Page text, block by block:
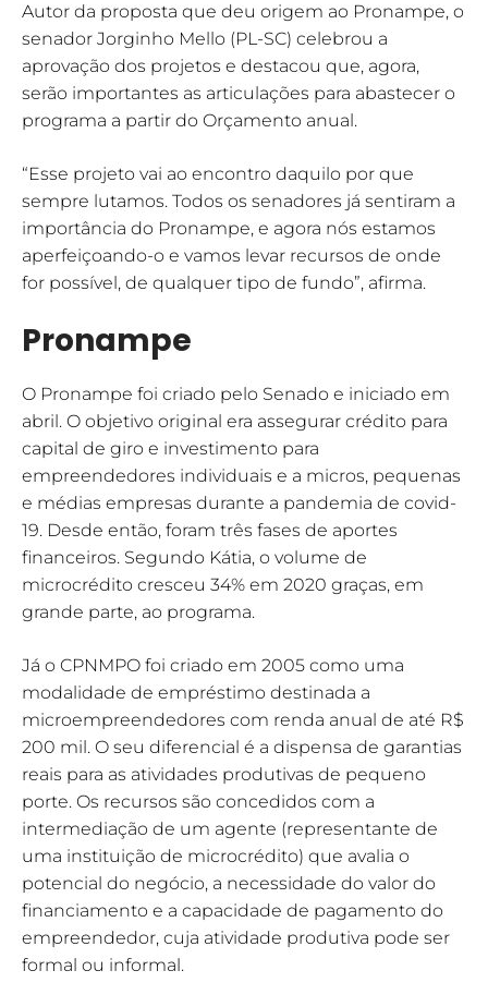
Autor da proposta que deu origem ao Pronampe, o
senador Jorginho Mello (PL-SC) celebrou a
aprovação dos projetos e destacou que, agora,
serão importantes as articulações para abastecer o
programa a partir do Orçamento anual.
“Esse projeto vai ao encontro daquilo por que
sempre lutamos. Todos os senadores já sentiram a
importância do Pronampe, e agora nós estamos
aperfeiçoando-o e vamos levar recursos de onde
for possível, de qualquer tipo de fundo”, afirma.
Pronampe
O Pronampe foi criado pelo Senado e iniciado em
abril. O objetivo original era assegurar crédito para
capital de giro e investimento para
empreendedores individuais e a micros, pequenas
e médias empresas durante a pandemia de covid-
19. Desde então, foram três fases de aportes
financeiros. Segundo Kátia, o volume de
microcrédito cresceu 34% em 2020 graças, em
grande parte, ao programa.
Já o CPNMPO foi criado em 2005 como uma
modalidade de empréstimo destinada a
microempreendedores com renda anual de até R$
200 mil. O seu diferencial é a dispensa de garantias
reais para as atividades produtivas de pequeno
porte. Os recursos são concedidos com a
intermediação de um agente (representante de
uma instituição de microcrédito) que avalia o
potencial do negócio, a necessidade do valor do
financiamento e a capacidade de pagamento do
empreendedor, cuja atividade produtiva pode ser
formal ou informal.